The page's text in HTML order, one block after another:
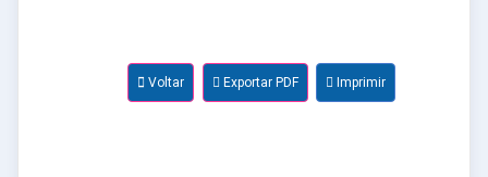
Voltar Exportar PDF Imprimir